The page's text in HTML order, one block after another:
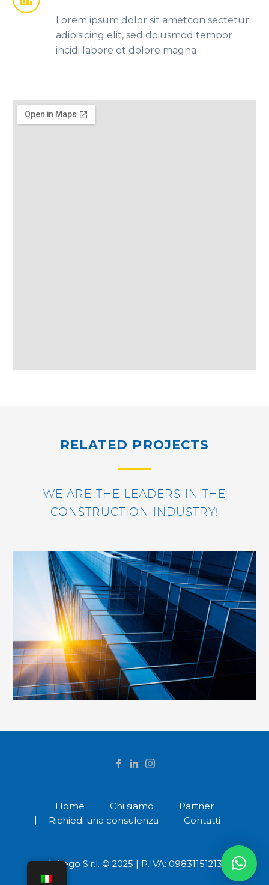
Lorem ipsum dolor sit ametcon sectetur
adipisicing elit, sed doiusmod tempor
incidi labore et dolore magna
RELATED PROJECTS
WE ARE THE LEADERS IN THE
CONSTRUCTION INDUSTRY!
Home Chi siamo
Partner
Richiedi una consulenza
Contatti
Arkego S.r.l. © 2025 | P.IVA: 09831151213